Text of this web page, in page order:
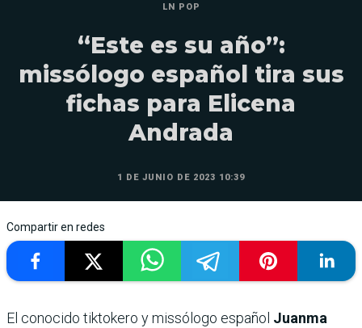
LN POP
“Este es su año”:
missólogo español tira sus
fichas para Elicena
Andrada
1 DE JUNIO DE 2023 10:39
Compartir en redes
El conocido tiktokero y missólogo español Juanma